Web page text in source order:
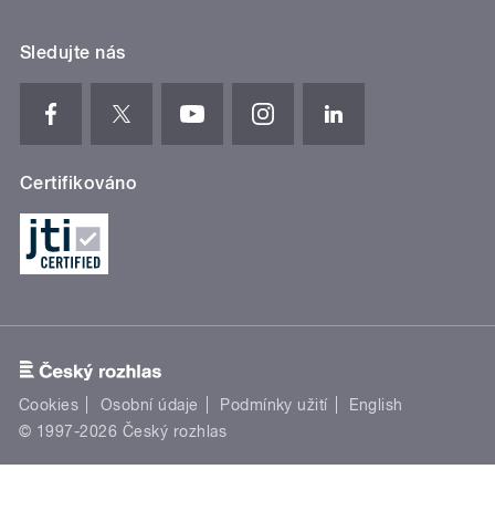
Sledujte nás
Certifikováno
Cookies Osobní údaje Podmínky užití
English
© 1997-2026 Český rozhlas